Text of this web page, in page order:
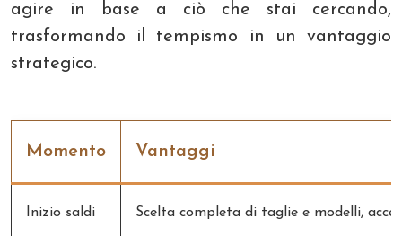
agire in base a ciò che stai cercando,
trasformando il tempismo in un vantaggio
strategico.
Momento Vantaggi
Inizio saldi Scelta completa di taglie e modelli,